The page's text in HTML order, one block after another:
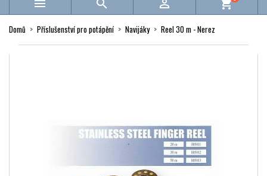
   shopping_cart
Domů Příslušenství pro potápění Navijáky Reel 30 m - Nerez